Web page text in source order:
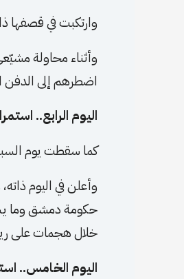
وارتكبت في قصفها ذاك،
وأثناء محاولة
اضطرهم إلى الدفن
اليوم الرابع..
كما سقطت يوم
خلال هجمات على
اليوم الخامس..